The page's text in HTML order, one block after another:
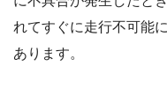
れてすぐに走行不可能
あります。